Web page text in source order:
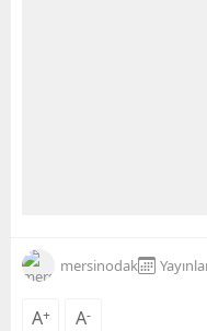
mersinodak
A+ A-